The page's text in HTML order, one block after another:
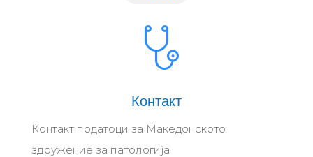
Контакт
Контакт податоци за Македонското
здружение за патологија